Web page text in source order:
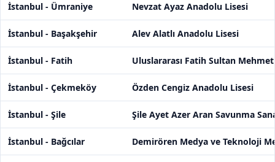
İstanbul - Ümraniye Nevzat Ayaz Anadolu Lisesi
İstanbul - Başakşehir Alev Alatlı Anadolu Lisesi
İstanbul - Fatih Uluslararası Fatih Sultan
İstanbul - Çekmeköy Özden Cengiz Anadolu Lisesi
İstanbul - Şile Şile Ayet Azer Aran Savunma
İstanbul - Bağcılar Demirören Medya ve Teknoloji